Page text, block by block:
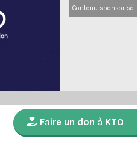
Contenu sponsorisé
Faire un don à KTO